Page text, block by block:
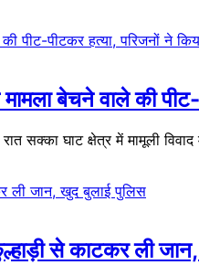
बेचने वाले की पीट-
सक्का घाट क्षेत्र में मामूली
से काटकर ली